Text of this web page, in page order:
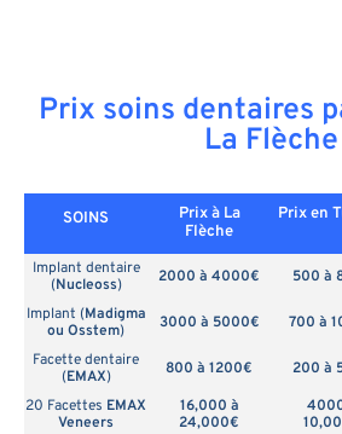
Prix soins dentaires
La Flèche
SOINS
Prix à La
Flèche
Prix en
Implant dentaire
(Nucleoss) 2000 à 4000€ 500 à
Implant (Madigma
ou Osstem) 3000 à 5000€ 700 à
Facette dentaire
(EMAX) 800 à 1200€ 200 à
20 Facettes EMAX
Veneers
16,000 à
24,000€